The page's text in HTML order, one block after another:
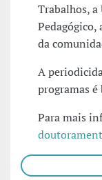
Trabalhos,
da
A
programas
Para mais